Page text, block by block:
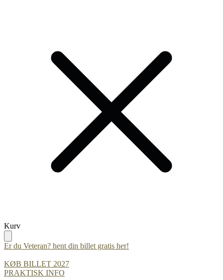
Skip
to
navigation
Skip
to
content
Kurv
Er du Veteran? hent din billet gratis her!
KØB BILLET 2027
PRAKTISK INFO